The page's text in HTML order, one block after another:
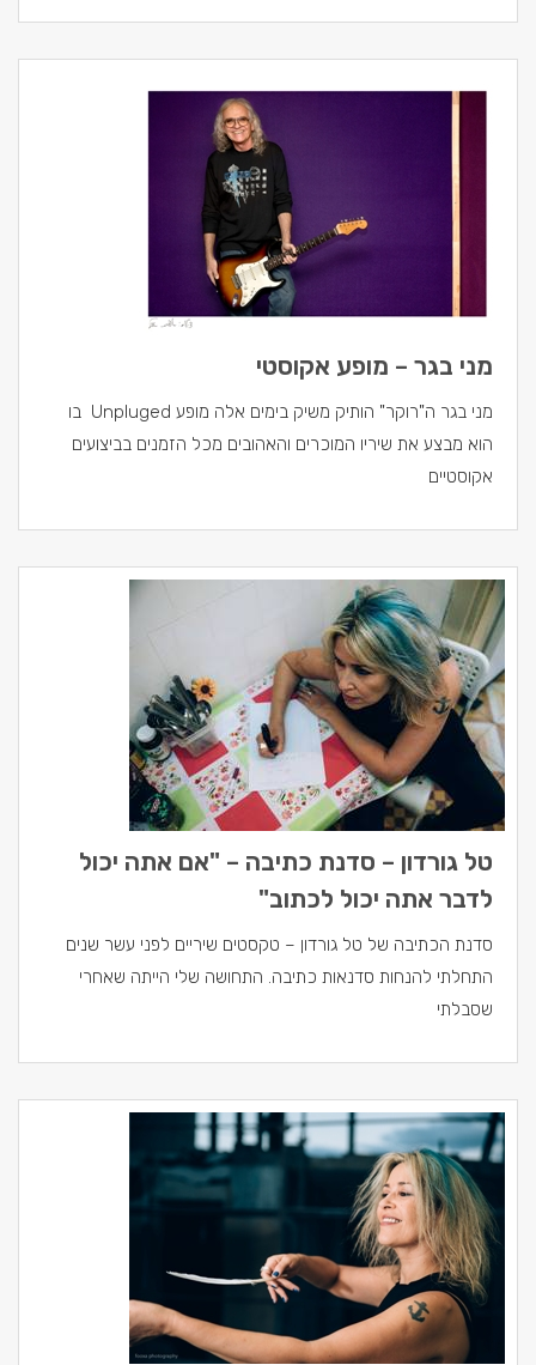
מני בגר – מופע אקוסטי
מני בגר ה"רוקר" הותיק משיק בימים אלה מופע Unpluged בו
הוא מבצע את שיריו המוכרים והאהובים מכל הזמנים בביצועים
אקוסטיים
טל גורדון – סדנת כתיבה – "אם אתה יכול
לדבר אתה יכול לכתוב"
סדנת הכתיבה של טל גורדון – טקסטים שיריים לפני עשר שנים
התחלתי להנחות סדנאות כתיבה. התחושה שלי הייתה שאחרי
שסבלתי